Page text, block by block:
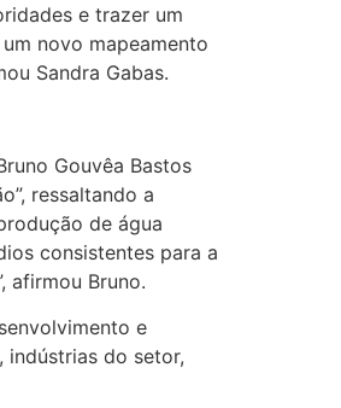
e trazer um
novo mapeamento
Sandra Gabas.
Gouvêa Bastos
ressaltando a
de água
consistentes para a
afirmou Bruno.
e
indústrias do setor,